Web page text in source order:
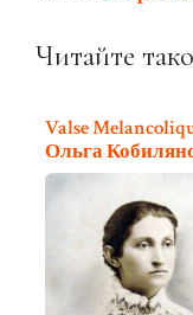
Читайте
Valse
Ольга